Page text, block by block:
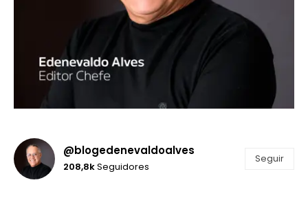
@blogedenevaldoalves
208,8kSeguidores
Seguir